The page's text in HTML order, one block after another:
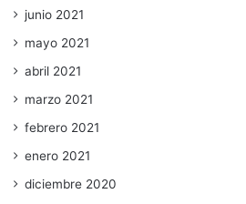
junio 2021
mayo 2021
abril 2021
marzo 2021
febrero 2021
enero 2021
diciembre 2020